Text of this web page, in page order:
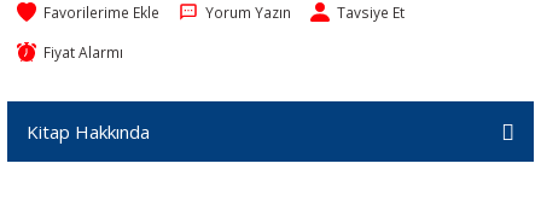
Yorum Yazın Tavsiye Et
Fiyat Alarmı
Kitap Hakkında